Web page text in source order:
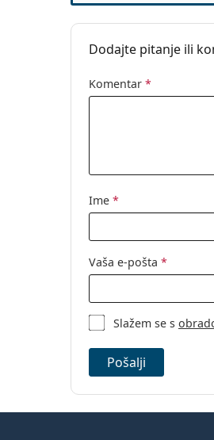
Možete li spavati s
Ovo je medicinski
Pakiranje
Proizvođač:
Leća u kutijici:
Dodajte pitanje ili
Komentar *
Ime *
Vaša e-pošta *
Slažem se s
Pošalji